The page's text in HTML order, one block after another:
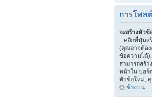
การโพส
จะสร้างหัวข้
คลิกที่ปุ่มส
(คุณอาจต้อง
ข้อความได้
สามารถสร้
หน้าใน บอร์
หัวข้อใหม่,
ข้างบน